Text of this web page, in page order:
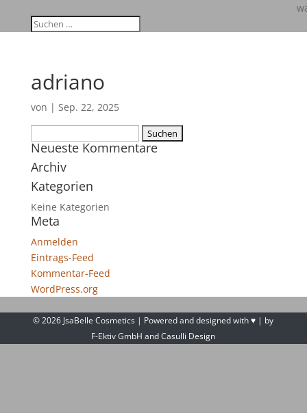
adriano
von | Sep. 22, 2025
nach:
Neueste Kommentare
Archiv
Kategorien
Keine Kategorien
Meta
Anmelden
Eintrags-Feed
Kommentar-Feed
WordPress.org
©2026 JsaBelle Cosmetics | Powered and designed with ♥ | by
F-Ektiv GmbH andCasulli Design